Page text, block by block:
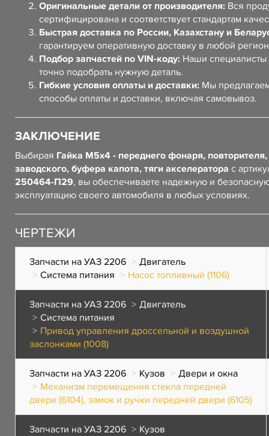
Оригинальные детали от производителя: Вся
сертифицирована и соответствует стандартам
Быстрая доставка по России, Казахстану и
гарантируем оперативную доставку в любой
Подбор запчастей по VIN-коду: Наши специалисты
точно подобрать нужную деталь.
Гибкие условия оплаты и доставки: Мы
способы оплаты и доставки, включая самовывоз.
ЗАКЛЮЧЕНИЕ
Выбирая Гайка М5х4 - переднего фонаря,
заводского, буфера капота, тяги акселератора с
250464-П29, вы обеспечиваете надежную и
эксплуатацию своего автомобиля в любых условиях.
ЧЕРТЕЖИ
Запчасти на УАЗ 2206
Двигатель
Система питания
Насос топливный (1106)
Запчасти на УАЗ 2206
Двигатель
Система питания
Привод управления дроссельной и воздушной
заслонками (1008)
Запчасти на УАЗ 2206 Кузов
Двери и окна
Механизм перемещения стекла передней
двери (6104), замок и ручки передней двери (6105)
Запчасти на УАЗ 2206
Кузов